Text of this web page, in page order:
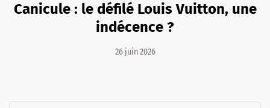
Canicule : le défilé Louis Vuitton, une
indécence ?
26 juin 2026